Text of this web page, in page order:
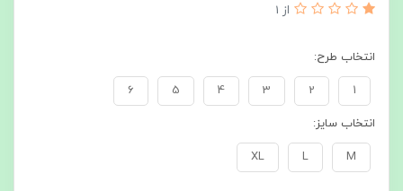
از 1
انتخاب طرح:
1
2
3
4
5
6
انتخاب سایز:
M
L
XL